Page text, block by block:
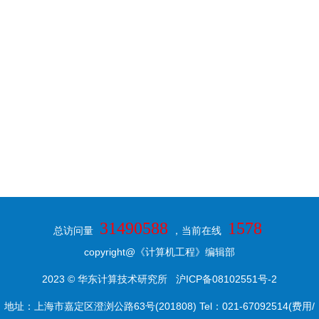
总访问量 31490588 ，当前在线 1578
copyright@《计算机工程》编辑部
2023 © 华东计算技术研究所 沪ICP备08102551号-2
地址：上海市嘉定区澄浏公路63号(201808) Tel：021-67092514(费用/